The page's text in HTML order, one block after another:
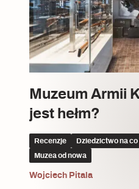
Czytaj dalej
Czytaj dalej
Muzeum Armii
jest hełm?
Recenzje Dziedzictwo na co
Muzea od nowa
Wojciech Pitala